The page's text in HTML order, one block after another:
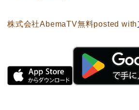
株式会社AbemaTV無料posted with